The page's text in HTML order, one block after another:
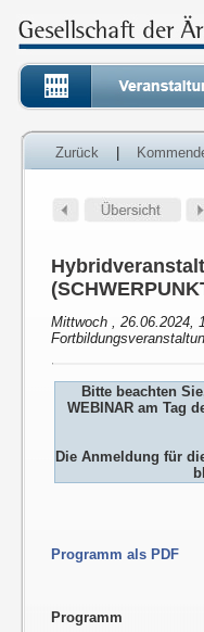
Zurück
Mittwoch , 26.06.2024,
Bitte beachten
WEBINAR am Tag
Die Anmeldung für
Programm als PDF
Programm